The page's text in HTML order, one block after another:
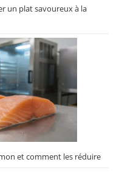
un plat savoureux à la
et comment les réduire